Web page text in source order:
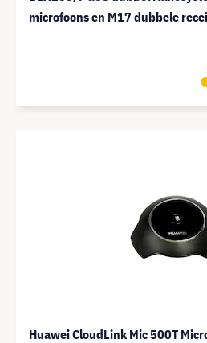
microfoons en M17 dubbele
Huawei CloudLink Mic 500T